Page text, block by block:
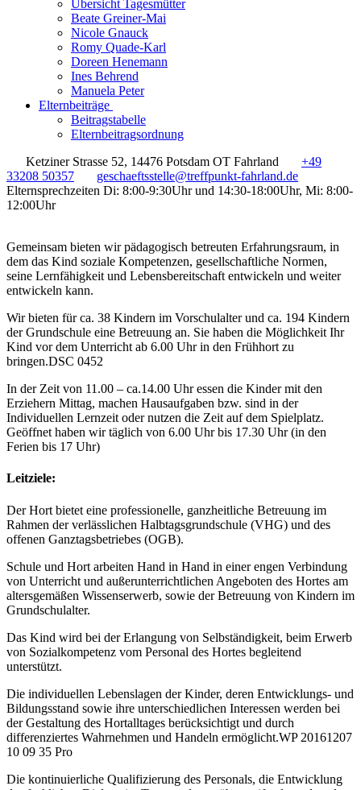
Übersicht Tagesmütter
Beate Greiner-Mai
Nicole Gnauck
Romy Quade-Karl
Doreen Henemann
Ines Behrend
Manuela Peter
Elternbeiträge
Beitragstabelle
Elternbeitragsordnung
Ketziner Strasse 52, 14476 Potsdam OT Fahrland
+49
33208 50357
geschaeftsstelle@treffpunkt-fahrland.de
Elternsprechzeiten Di: 8:00-9:30Uhr und 14:30-18:00Uhr, Mi: 8:00-
12:00Uhr
Gemeinsam bieten wir pädagogisch betreuten Erfahrungsraum, in
dem das Kind soziale Kompetenzen, gesellschaftliche Normen,
seine Lernfähigkeit und Lebensbereitschaft entwickeln und weiter
entwickeln kann.
Wir bieten für ca. 38 Kindern im Vorschulalter und ca. 194 Kindern
der Grundschule eine Betreuung an. Sie haben die Möglichkeit Ihr
Kind vor dem Unterricht ab 6.00 Uhr in den Frühhort zu
bringen.DSC 0452
In der Zeit von 11.00 – ca.14.00 Uhr essen die Kinder mit den
Erziehern Mittag, machen Hausaufgaben bzw. sind in der
Individuellen Lernzeit oder nutzen die Zeit auf dem Spielplatz.
Geöffnet haben wir täglich von 6.00 Uhr bis 17.30 Uhr (in den
Ferien bis 17 Uhr)
Leitziele:
Der Hort bietet eine professionelle, ganzheitliche Betreuung im
Rahmen der verlässlichen Halbtagsgrundschule (VHG) und des
offenen Ganztagsbetriebes (OGB).
Schule und Hort arbeiten Hand in Hand in einer engen Verbindung
von Unterricht und außerunterrichtlichen Angeboten des Hortes am
altersgemäßen Wissenserwerb, sowie der Betreuung von Kindern im
Grundschulalter.
Das Kind wird bei der Erlangung von Selbständigkeit, beim Erwerb
von Sozialkompetenz vom Personal des Hortes begleitend
unterstützt.
Die individuellen Lebenslagen der Kinder, deren Entwicklungs- und
Bildungsstand sowie ihre unterschiedlichen Interessen werden bei
der Gestaltung des Hortalltages berücksichtigt und durch
differenziertes Wahrnehmen und Handeln ermöglicht.WP 20161207
10 09 35 Pro
Die kontinuierliche Qualifizierung des Personals, die Entwicklung